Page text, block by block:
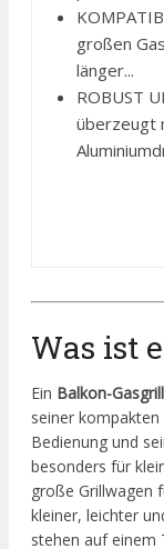
großen
länger...
ROBUST
überzeugt
Was ist
Ein Balkon-Gasgrill
seiner
Bedienung und
besonders für
große Grillwagen
kleiner, leichter
stehen auf einem